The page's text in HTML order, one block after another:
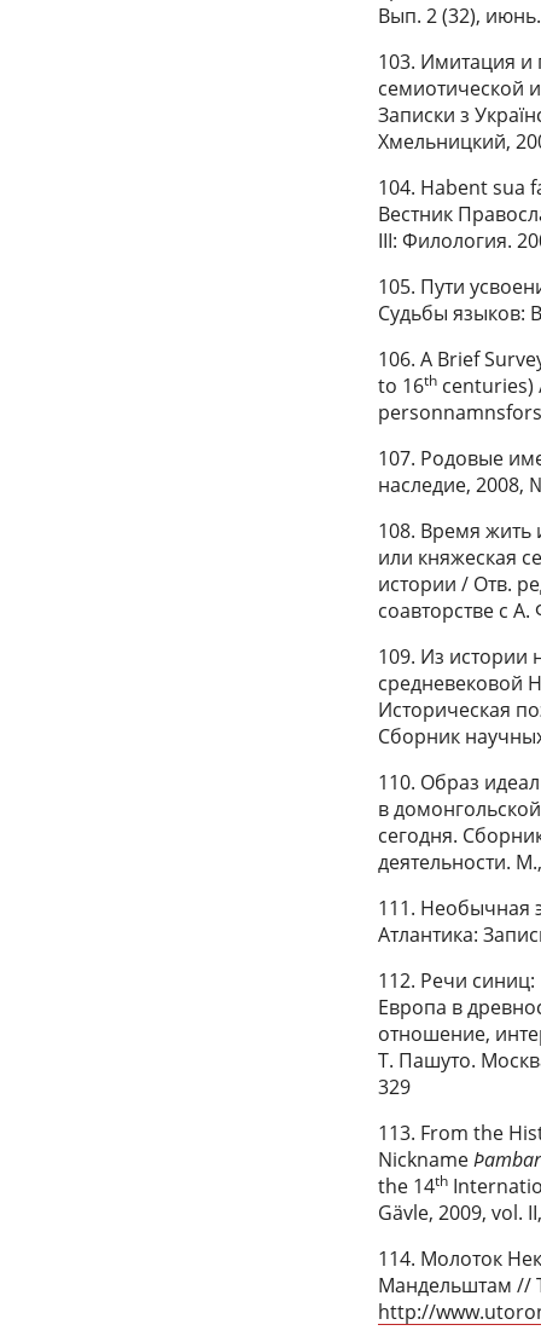
Вып. 2 (32),
103. Имитация
семиотической
Записки з
Хмельницкий,
104. Habent sua
Вестник
III: Филология.
105. Пути
Судьбы языков:
106. A Brief
to 16th centuries)
107. Родовые
наследие, 2008,
108. Время жить
или княжеская
истории / Отв.
соавторстве с
109. Из истории
средневековой
Историческая
Сборник
110. Образ
в
сегодня.
деятельности.
111. Необычная
Атлантика:
112. Речи
Европа в
отношение,
Т. Пашуто.
329
113. From the
Nickname
the 14th
Gävle, 2009, vol.
114. Молоток
Мандельштам //
http://